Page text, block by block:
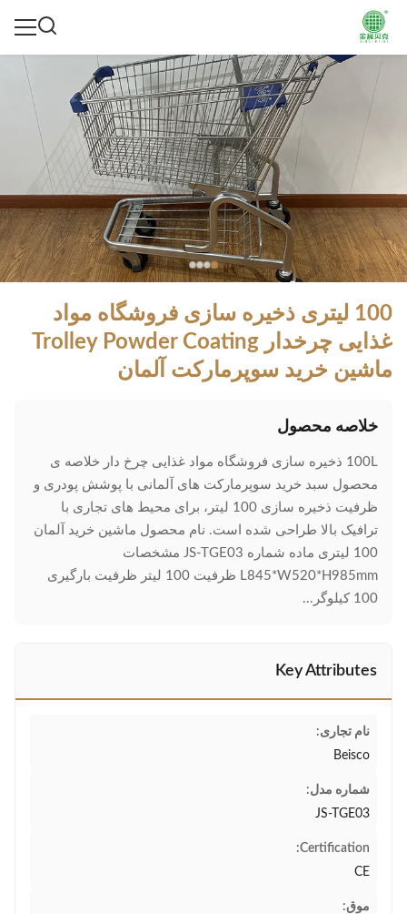
100 لیتری ذخیره سازی فروشگاه مواد
غذایی چرخدار Trolley Powder Coating
ماشین خرید سوپرمارکت آلمان
خلاصه محصول
100L ذخیره سازی فروشگاه مواد غذایی چرخ دار خلاصه ی
محصول سبد خرید سوپرمارکت های آلمانی با پوشش پودری و
ظرفیت ذخیره سازی 100 لیتر، برای محیط های تجاری با
ترافیک بالا طراحی شده است. نام محصول ماشین خرید آلمان
100 لیتری ماده شماره JS-TGE03 مشخصات
L845*W520*H985mm ظرفیت 100 لیتر ظرفیت بارگیری
100 کيلوگر...
Key Attributes
نام تجاری:
Beisco
شماره مدل:
JS-TGE03
Certification:
CE
موق: